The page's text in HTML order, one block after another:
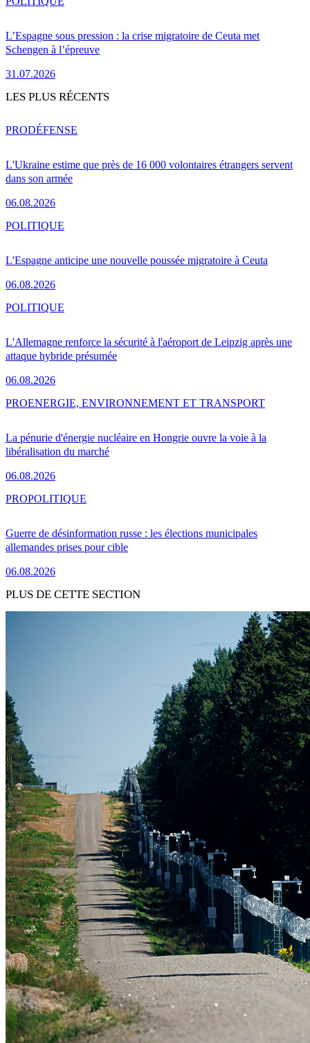
L’Espagne sous pression : la crise migratoire de Ceuta met
Schengen à l’épreuve
31.07.2026
LES PLUS RÉCENTS
L'Ukraine estime que près de 16 000 volontaires étrangers servent
dans son armée
06.08.2026
PRODÉFENSE
L'Espagne anticipe une nouvelle poussée migratoire à Ceuta
06.08.2026
POLITIQUE
L'Allemagne renforce la sécurité à l'aéroport de Leipzig après une
attaque hybride présumée
06.08.2026
POLITIQUE
La pénurie d'énergie nucléaire en Hongrie ouvre la voie à la
libéralisation du marché
06.08.2026
PROENERGIE, ENVIRONNEMENT ET TRANSPORT
Guerre de désinformation russe : les élections municipales
allemandes prises pour cible
06.08.2026
PROPOLITIQUE
PLUS DE CETTE SECTION